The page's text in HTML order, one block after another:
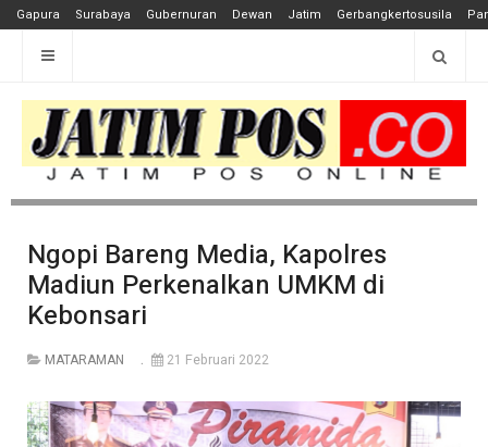
Gapura Surabaya Gubernuran Dewan Jatim Gerbangkertosusila
Ngopi Bareng Media, Kapolres
Madiun Perkenalkan UMKM di
Kebonsari
MATARAMAN 21 Februari 2022